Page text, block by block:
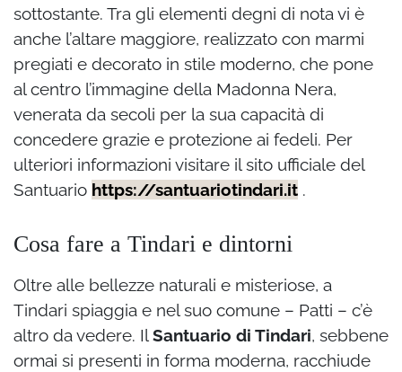
sottostante. Tra gli elementi degni di nota vi è
anche l’altare maggiore, realizzato con marmi
pregiati e decorato in stile moderno, che pone
al centro l’immagine della Madonna Nera,
venerata da secoli per la sua capacità di
concedere grazie e protezione ai fedeli. Per
ulteriori informazioni visitare il sito ufficiale del
Santuario https://santuariotindari.it .
Cosa fare a Tindari e dintorni
Oltre alle bellezze naturali e misteriose, a
Tindari spiaggia e nel suo comune – Patti – c’è
altro da vedere. IlSantuario di Tindari, sebbene
ormai si presenti in forma moderna, racchiude